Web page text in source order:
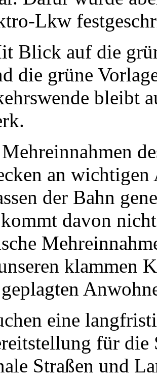
Lkw
Blick auf die
die grüne
bleibt
an
der Bahn
davon
klammen
eine
für die
Straßen und